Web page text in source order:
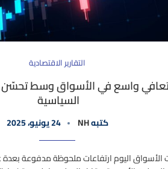
التقارير الاقتصادية
واسع في الأسواق وسط تحسّن
السياسية
كتبهNH 24 يونيو، 2025
اليوم ارتفاعات ملحوظة مدفوعة بعدة